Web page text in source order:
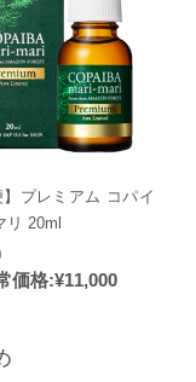
】プレミアム コパイ
リ 20ml
価格:¥11,000